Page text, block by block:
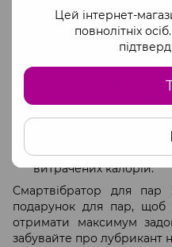
Цей інтернет-
повнолітніх
Можливість
способами: просто
Вібрації в ритмі
Zalo index — показник
на основі кількості
витрачених калорій.
Смартвібратор для
подарунок для пар, щоб
отримати максимум
забувайте про лубрикант